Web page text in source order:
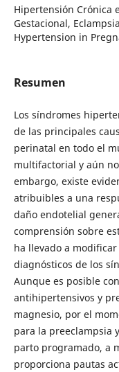
Hipertensión Crónica
Gestacional,
Hypertension in
Resumen
Los síndromes
de las principales
perinatal en todo el
multifactorial y aún
embargo, existe
atribuibles a una
daño endotelial
comprensión sobre
ha llevado a
diagnósticos de los
Aunque es posible
antihipertensivos y
magnesio, por el
para la preeclampsia
parto programado, a
proporciona pautas